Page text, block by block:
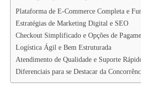
Plataforma de E-Commerce Completa e
Estratégias de Marketing Digital e SEO
Checkout Simplificado e Opções de
Logística Ágil e Bem Estruturada
Atendimento de Qualidade e Suporte
Diferenciais para se Destacar da